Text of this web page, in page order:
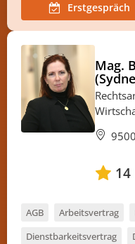
Erstgespräch
Mag.
14
AGB Arbeitsvertrag
Dienstbarkeitsvertrag